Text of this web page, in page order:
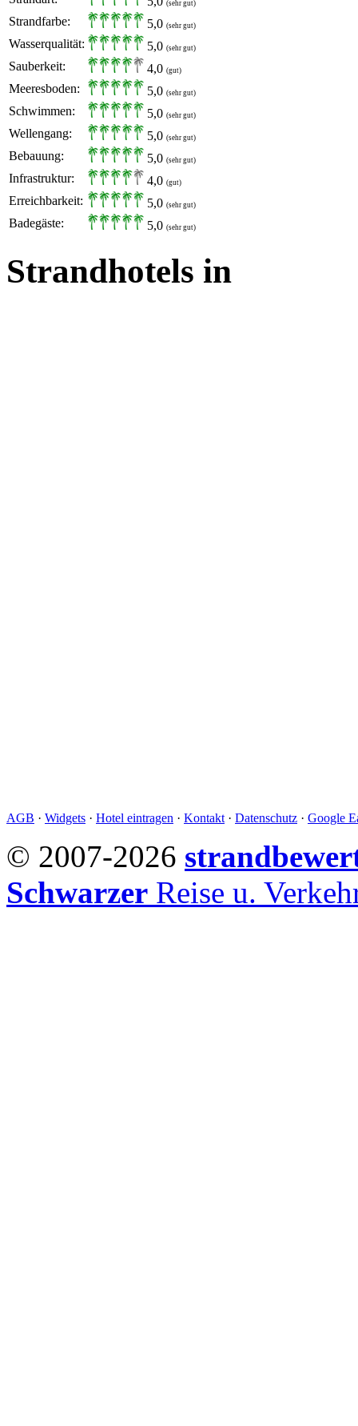
(sehr gut)
Strandfarbe: 5,0 (sehr gut)
Wasserqualität: 5,0 (sehr gut)
Sauberkeit: 4,0 (gut)
Meeresboden: 5,0 (sehr gut)
Schwimmen: 5,0 (sehr gut)
Wellengang: 5,0 (sehr gut)
Bebauung: 5,0 (sehr gut)
Infrastruktur: 4,0 (gut)
Erreichbarkeit: 5,0 (sehr gut)
Badegäste: 5,0 (sehr gut)
Strandhotels in
AGB · Widgets · Hotel eintragen · Kontakt · Datenschutz · Google
© 2007-2026
Schwarzer Reise u.